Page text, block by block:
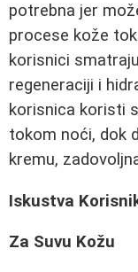
potrebna jer
procese kože
korisnici
regeneraciji i
korisnica koristi
tokom noći, dok
kremu,
Iskustva
Za Suvu Kožu